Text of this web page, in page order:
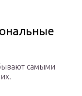
самыми